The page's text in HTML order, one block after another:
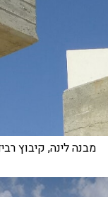
מבנה לינה, קיבוץ